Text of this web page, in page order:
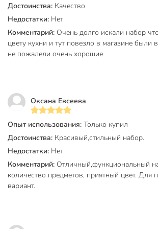
принадлежностей 18 предметов,
сталь, на подставке, с доской, зеленый,
товары в нашем интернет-магазине в
ценам и с бесплатным самовывозом.
Страна производства
машине
Материал
На подставке
Достоинства: Качество
Недостатки: Нет
Комментарий: Очень долго искали набор
цвету кухни и тут повезло в магазине были
не пожалели очень хорошие
Оксана Евсеева
Опыт использования: Только купил
Достоинства: Красивый,стильный набор.
Недостатки: Нет
Комментарий: Отличный,функциональный
количество предметов, приятный цвет. Для
вариант.